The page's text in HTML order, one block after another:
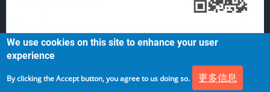
We use cookies on this site to enhance your user
experience
By clicking the Accept button, you agree to us doing so. 更多信息